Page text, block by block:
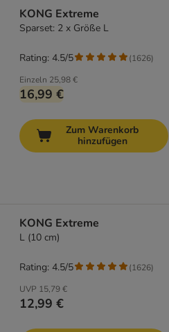
KONG Extreme
Sparset: 2 x Größe L
Einzeln 25,98 €
16,99 €
Rating: 4.5/5 (1626)
Zum Warenkorb
hinzufügen
KONG Extreme
L (10 cm)
UVP 15,79 €
12,99 €
Rating: 4.5/5 (1626)